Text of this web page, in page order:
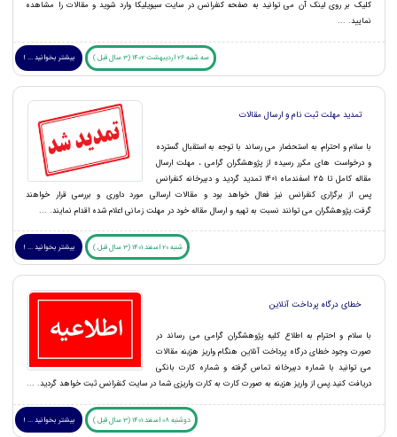
کلیک بر روی لینک آن می توانید به صفحه کنفرانس در سایت سیویلیکا وارد شوید و مقالات را مشاهده
نمایید. ...
سه شنبه 26 اردیبهشت 1402 (3 سال قبل ) بیشتر بخوانید ... !
تمدید مهلت ثبت نام و ارسال مقالات
با سلام و احترام، به استحضار می رساند با توجه به استقبال گسترده
و درخواست های مکرر رسیده از پژوهشگران گرامی ، مهلت ارسال
مقاله کامل تا ۲۵ اسفندماه ۱۴۰۱ تمدید گردید و دبیرخانه کنفرانس
پس از برگزاری کنفرانس نیز فعال خواهد بود و مقالات ارسالی مورد داوری و بررسی قرار خواهند
گرفت.پژوهشگران می توانند نسبت به تهیه و ارسال مقاله خود در مهلت زمانی اعلام شده اقدام نمایند. ...
شنبه 20 اسفند 1401 (3 سال قبل ) بیشتر بخوانید ... !
خطای درگاه پرداخت آنلاین
با سلام و احترام به اطلاع کلیه پژوهشگران گرامی می رساند در
صورت وجود خطای درگاه پرداخت آنلاین هنگام واریز هزینه مقالات
می توانید با شماره دبیرخانه تماس گرفته و شماره کارت بانکی
دریافت کنید.پس از واریز هزینه به صورت کارت به کارت واریزی شما در سایت کنفرانس ثبت خواهد گردید. ...
دوشنبه 08 اسفند 1401 (3 سال قبل ) بیشتر بخوانید ... !